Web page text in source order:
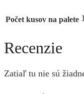
Počet kusov na palete
Recenzie
Zatiaľ tu nie sú